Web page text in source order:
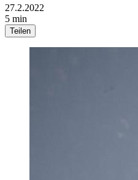
27.2.2022
5 min
Teilen